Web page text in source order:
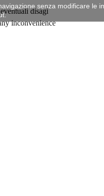
disagi
inconvenience
senza modificare le